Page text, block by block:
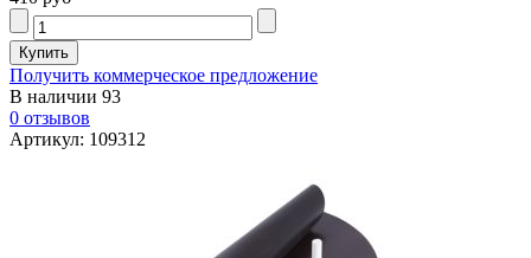
Получить коммерческое предложение
В наличии 93
0 отзывов
Артикул: 109312